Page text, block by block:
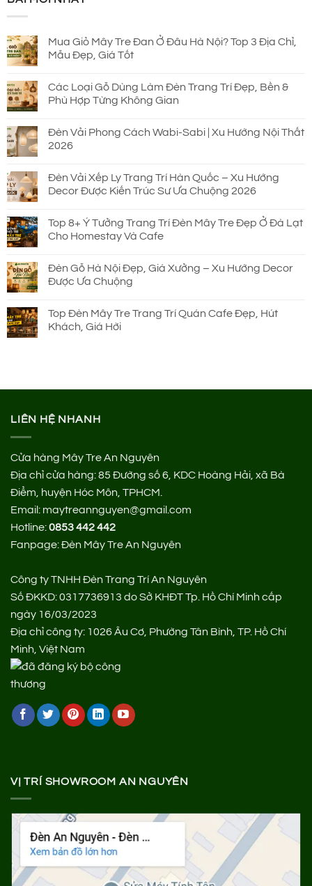
Mua Giỏ Mây Tre Đan Ở Đâu Hà Nội? Top 3 Địa Chỉ,
Mẫu Đẹp, Giá Tốt
Các Loại Gỗ Dùng Làm Đèn Trang Trí Đẹp, Bền &
Phù Hợp Từng Không Gian
Đèn Vải Phong Cách Wabi-Sabi | Xu Hướng Nội Thất
2026
Đèn Vải Xếp Ly Trang Trí Hàn Quốc – Xu Hướng
Decor Được Kiến Trúc Sư Ưa Chuộng 2026
Top 8+ Ý Tưởng Trang Trí Đèn Mây Tre Đẹp Ở Đà Lạt
Cho Homestay Và Cafe
Đèn Gỗ Hà Nội Đẹp, Giá Xưởng – Xu Hướng Decor
Được Ưa Chuộng
Top Đèn Mây Tre Trang Trí Quán Cafe Đẹp, Hút
Khách, Giá Hời
LIÊN HỆ NHANH
Cửa hàng Mây Tre An Nguyên
Địa chỉ cửa hàng:85 Đường số 6, KDC Hoàng Hải, xã Bà
Điểm, huyện Hóc Môn, TPHCM.
Email: maytreannguyen@gmail.com
Hotline:0853 442 442
Fanpage:Đèn Mây Tre An Nguyên
Công ty TNHH Đèn Trang Trí An Nguyên
Số ĐKKD: 0317736913 do Sở KHĐT Tp. Hồ Chí Minh cấp
ngày 16/03/2023
Địa chỉ công ty: 1026 Âu Cơ, Phường Tân Bình, TP. Hồ Chí
Minh, Việt Nam
VỊ TRÍ SHOWROOM AN NGUYÊN